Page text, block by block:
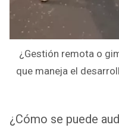
¿Gestión remota o
que maneja el
¿Cómo se puede